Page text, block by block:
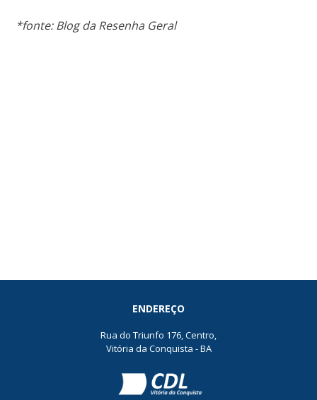
*fonte: Blog da Resenha Geral
ENDEREÇO
Rua do Triunfo 176, Centro,
Vitória da Conquista - BA